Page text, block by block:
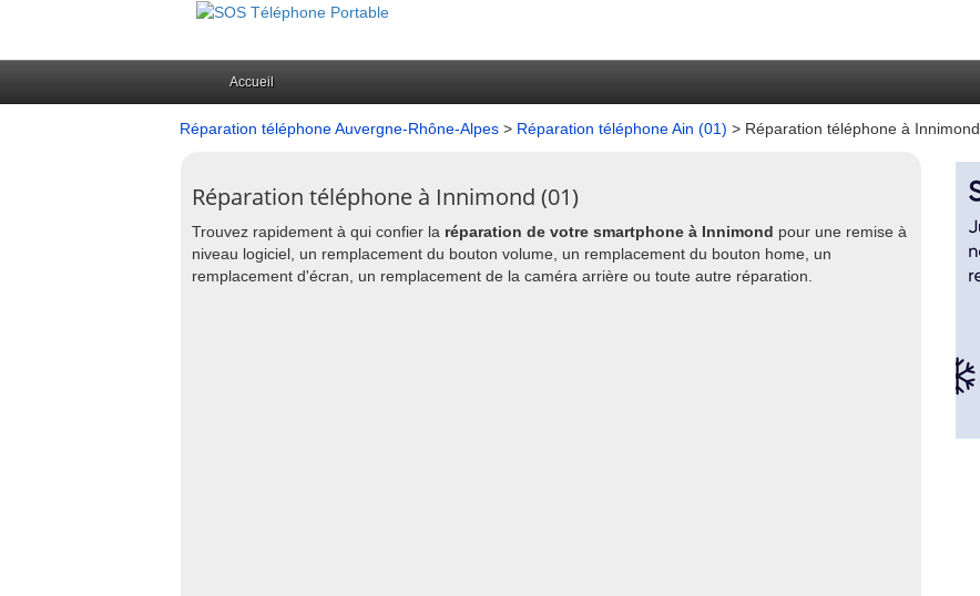
Accueil
Réparation téléphone Auvergne-Rhône-Alpes > Réparation téléphone Ain (01) > Réparation téléphone à Innimond
Réparation téléphone à Innimond (01)
Trouvez rapidement à qui confier la réparation de votre smartphone à Innimond pour une remise à
niveau logiciel, un remplacement du bouton volume, un remplacement du bouton home, un
remplacement d'écran, un remplacement de la caméra arrière ou toute autre réparation.